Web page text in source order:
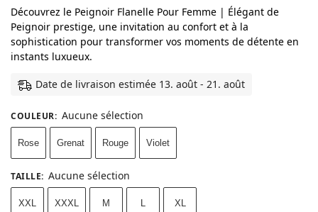
Découvrez le Peignoir Flanelle Pour Femme | Élégant de
Peignoir prestige, une invitation au confort et à la
sophistication pour transformer vos moments de détente en
instants luxueux.
Date de livraison estimée 13. août - 21. août
COULEUR: Aucune sélection
Rose Grenat Rouge Violet
TAILLE: Aucune sélection
XXL XXXL M L XL